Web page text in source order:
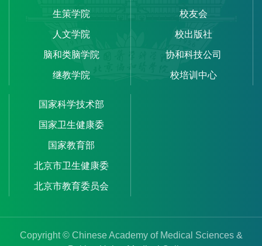
生策学院
人文学院
脑和类脑学院
继教学院
校友会
校出版社
协和科技公司
校培训中心
国家科学技术部
国家卫生健康委
国家教育部
北京市卫生健康委
北京市教育委员会
Copyright © Chinese Academy of Medical Sciences &